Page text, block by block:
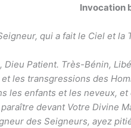
Invocation
qui a fait le Ciel et
Patient. Très-Bénin,
les transgressions des
les enfants et les neveux,
devant Votre Divine
des Seigneurs, ayez